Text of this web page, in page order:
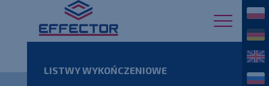
LISTWY WYKOŃCZENIOWE